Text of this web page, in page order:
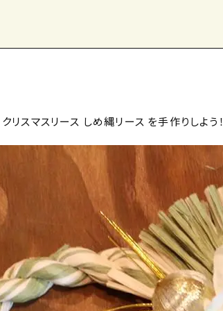
リスマスリース しめ縄リース を手作りしよう！